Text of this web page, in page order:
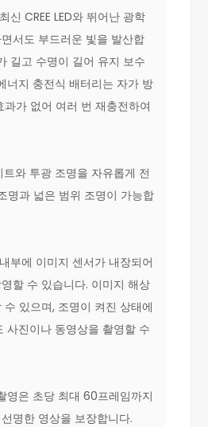
신 CREE LED와 뛰어난 광학
서도 부드러운 빛을 발산합
길고 수명이 길어 유지 보수
너지 충전식 배터리는 자가 방
가 없어 여러 번 재충전하여
와 투광 조명을 자유롭게 전
명과 넓은 범위 조명이 가능합
부에 이미지 센서가 내장되어
할 수 있습니다. 이미지 해상
있으며, 조명이 켜진 상태에
사진이나 동영상을 촬영할 수
영은 초당 최대 60프레임까지
명한 영상을 보장합니다.